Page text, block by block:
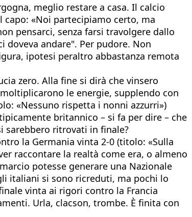
meglio restare a casa. Il calcio
capo: «Noi partecipiamo certo, ma
pensarci, senza farsi travolgere dallo
doveva andare". Per pudore. Non
ipotesi peraltro abbastanza remota
zero. Alla fine si dirà che vinsero
le energie, supplendo con
«Nessuno rispetta i nonni azzurri»)
britannico – si fa per dire – che
sarebbero ritrovati in finale?
la Germania vinta 2-0 (titolo: «Sulla
raccontare la realtà come era, o almeno
potesse generare una Nazionale
italiani si sono ricreduti, ma pochi lo
vinta ai rigori contro la Francia
Urla, clacson, trombe. È finita con